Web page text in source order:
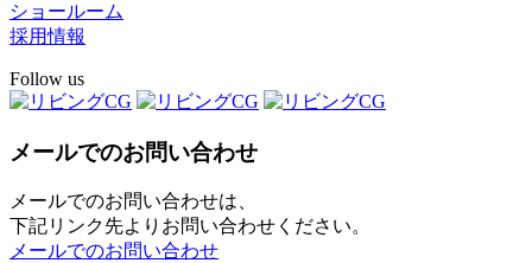
ショールーム
採用情報
Follow us
メールでのお問い合わせ
メールでのお問い合わせは、
下記リンク先よりお問い合わせください。
メールでのお問い合わせ